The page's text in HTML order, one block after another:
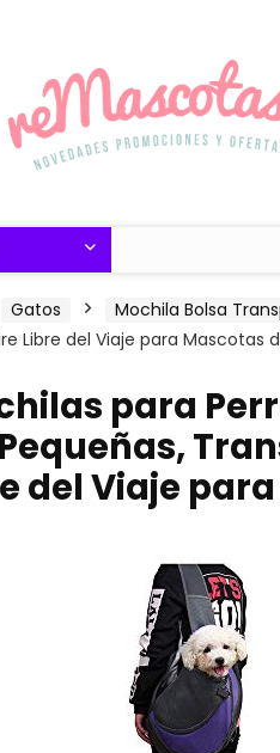
Gatos Mochila Bolsa
Libre del Viaje para Mascotas
para
del Viaje